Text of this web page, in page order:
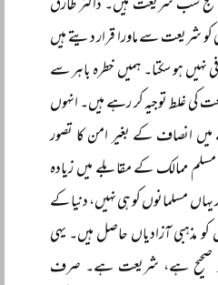
حج سب شریعت ہیں۔ ڈاکٹر طارق
شریعت سے ماورا قرار دیتے ہیں
ہو سکتا۔ ہمیں خطرہ باہر سے
کی غلط توجیہ کر رہے ہیں۔ انہوں
انصاف کے بغیر امن کا تصور
ممالک کے مقابلے میں زیادہ
مسلمانوں کو ہی نہیں، دنیا کے
مذہبی آزادیاں حاصل ہیں۔ یہی
صحیح ہے، شریعت ہے۔ صرف